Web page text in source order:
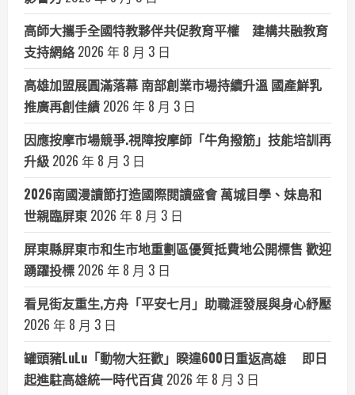
高師大攜手全國特教夥伴共促教育平權 建構共融教育
支持網絡 2026 年 8 月 3 日
高雄加盟展圓滿落幕 南部創業市場持續升溫 國產鮮乳
推廣再創佳績 2026 年 8 月 3 日
因應按摩市場競爭.視障按摩師「牛角撥筋」技能培訓再
升級 2026 年 8 月 3 日
2026南國漫讀節打造國際閱讀盛會 萬城目學、妹島和
世親臨屏東 2026 年 8 月 3 日
屏東縣屏東市和生市地重劃區優質抵費地公開標售 歡迎
踴躍投標 2026 年 8 月 3 日
看見街友重生,方舟「平安七月」助職涯發展與身心紓壓
2026 年 8 月 3 日
罐頭豬LuLu「動物大狂歡」睽違600日重返高雄 即日
起進駐高雄統一時代百貨 2026 年 8 月 3 日